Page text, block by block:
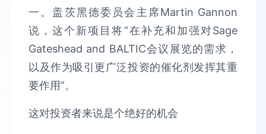
一。盖茨黑德委员会主席Martin Gannon
说，这个新项目将“在补充和加强对Sage
Gateshead and BALTIC会议展览的需求，
以及作为吸引更广泛投资的催化剂发挥其重
要作用”。
这对投资者来说是个绝好的机会